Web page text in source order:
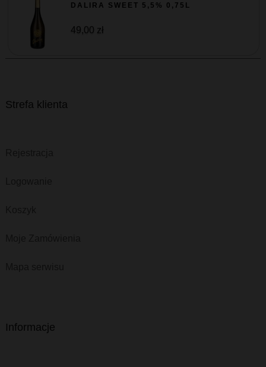
DALIRA SWEET 5,5% 0,75L
49,00 zł
Strefa klienta
Informacje